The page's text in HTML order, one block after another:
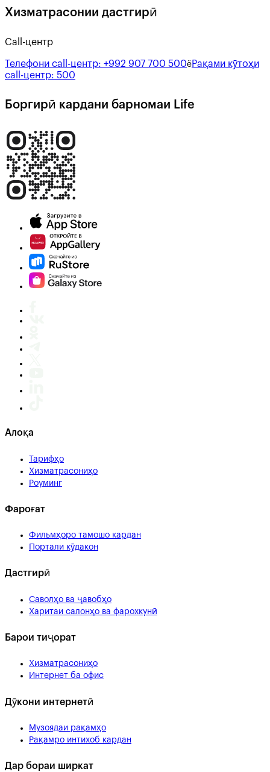
Хизматрасонии дастгирӣ
Call-центр
Телефони call-центр: +992 907 700 500ёРақами кӯтоҳи
call-центр: 500
Боргирӣ кардани барномаи Life
Алоқа
Тарифҳо
Хизматрасониҳо
Роуминг
Фароғат
Фильмҳоро тамошо кардан
Портали кӯдакон
Дастгирӣ
Саволҳо ва ҷавобҳо
Харитаи салонҳо ва фарохкунӣ
Барои тиҷорат
Хизматрасониҳо
Интернет ба офис
Дӯкони интернетӣ
Музоядаи рақамҳо
Рақамро интихоб кардан
Дар бораи ширкат